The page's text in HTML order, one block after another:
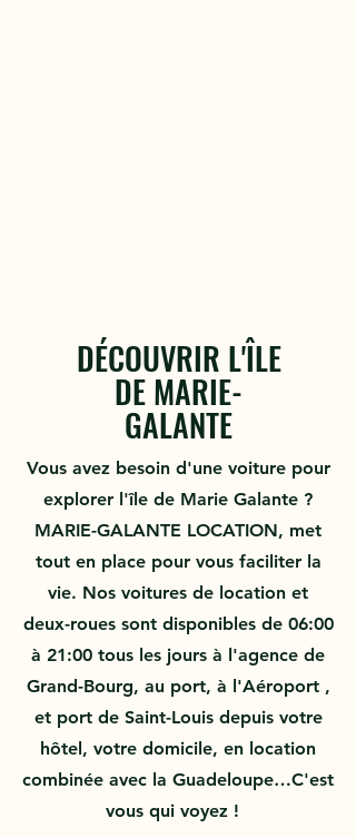
DÉCOUVRIR L'ÎLE
DE MARIE-
GALANTE
Vous avez besoin d'une voiturepour
explorer l'île de Marie Galante ?
MARIE-GALANTE LOCATION, met
tout en place pour vous faciliter la
vie. Nos voitures de location et
deux-rouessont disponibles de 06:00
à 21:00 tous les jours à l'agence de
Grand-Bourg, au port, à l'Aéroport ,
et port de Saint-Louis depuis votre
hôtel, votre domicile, en location
combinée avec la Guadeloupe…C'est
vous qui voyez !